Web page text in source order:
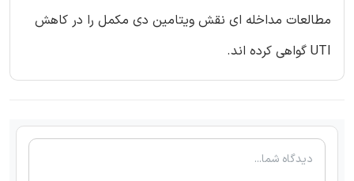
مطالعات مداخله ای نقش ویتامین دی مکمل را در کاهش
UTI گواهی کرده اند.